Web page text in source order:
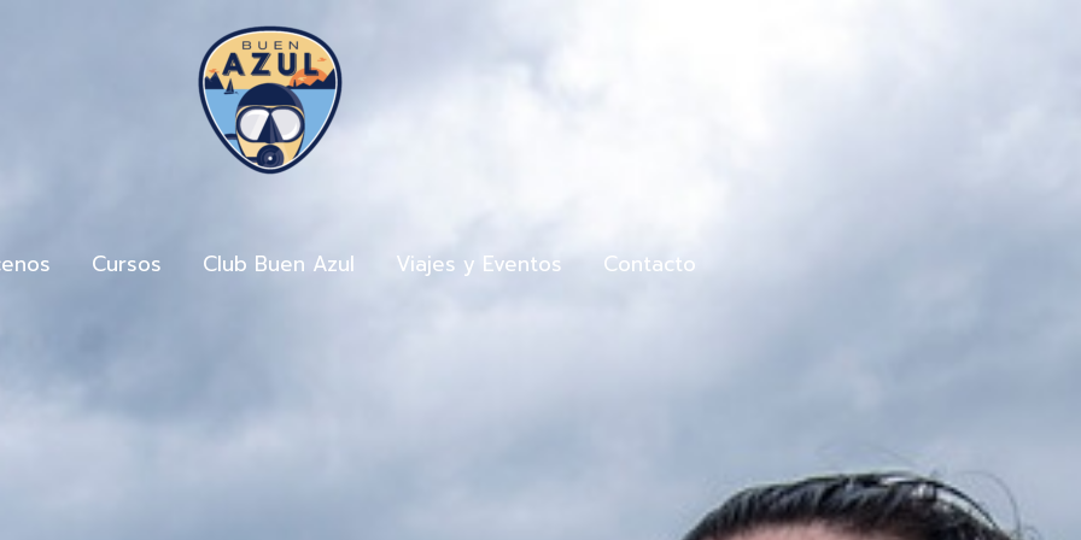
Cursos Club Buen Azul Viajes y Eventos Contacto